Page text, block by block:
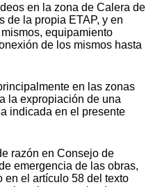
en la zona de Calera de
de la propia ETAP, y en
equipamiento
de los mismos hasta
en las zonas
la expropiación de una
indicada en el presente
razón en Consejo de
emergencia de las obras,
en el artículo 58 del texto